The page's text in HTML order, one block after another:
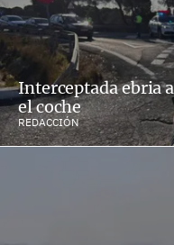
Interceptada ebria
el coche
REDACCIÓN